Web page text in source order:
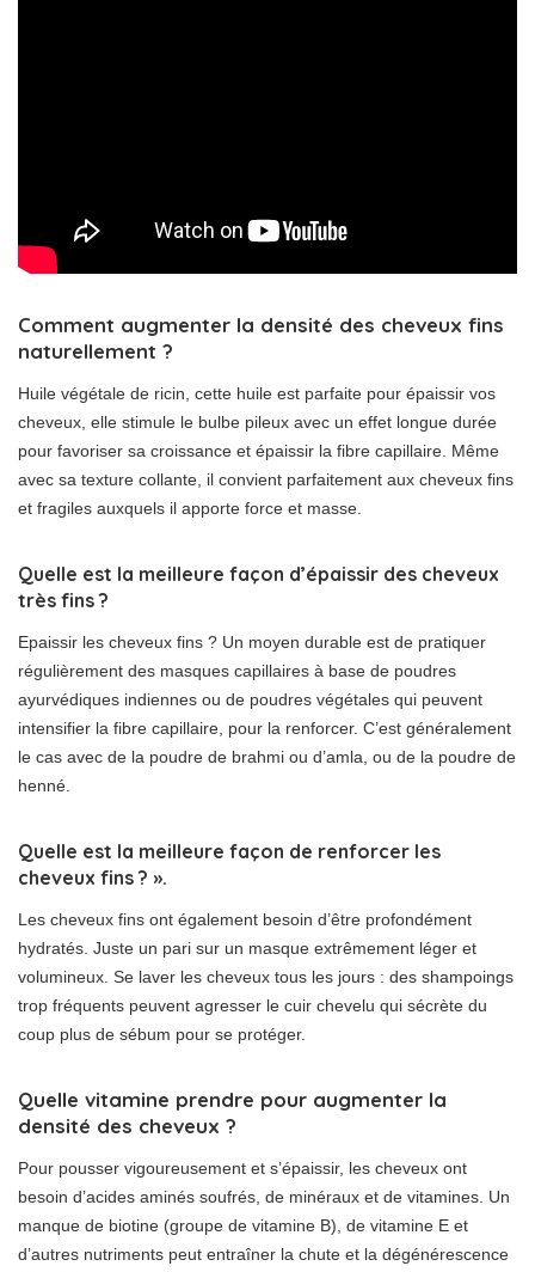
Comment augmenter la densité des cheveux fins
naturellement ?
Huile végétale de ricin, cette huile est parfaite pour épaissir vos
cheveux, elle stimule le bulbe pileux avec un effet longue durée
pour favoriser sa croissance et épaissir la fibre capillaire. Même
avec sa texture collante, il convient parfaitement aux cheveux fins
et fragiles auxquels il apporte force et masse.
Quelle est la meilleure façon d’épaissir des cheveux
très fins ?
Epaissir les cheveux fins ? Un moyen durable est de pratiquer
régulièrement des masques capillaires à base de poudres
ayurvédiques indiennes ou de poudres végétales qui peuvent
intensifier la fibre capillaire, pour la renforcer. C’est généralement
le cas avec de la poudre de brahmi ou d’amla, ou de la poudre de
henné.
Quelle est la meilleure façon de renforcer les
cheveux fins ? ».
Les cheveux fins ont également besoin d’être profondément
hydratés. Juste un pari sur un masque extrêmement léger et
volumineux. Se laver les cheveux tous les jours : des shampoings
trop fréquents peuvent agresser le cuir chevelu qui sécrète du
coup plus de sébum pour se protéger.
Quelle vitamine prendre pour augmenter la
densité des cheveux ?
Pour pousser vigoureusement et s’épaissir, les cheveux ont
besoin d’acides aminés soufrés, de minéraux et de vitamines. Un
manque de biotine (groupe de vitamine B), de vitamine E et
d’autres nutriments peut entraîner la chute et la dégénérescence